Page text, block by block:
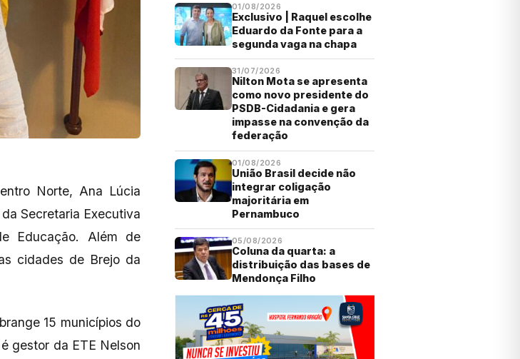
Norte, Ana Lúcia
Secretaria Executiva
Educação. Além de
cidades de Brejo da
15 municípios do
gestor da ETE Nelson
01/08/2026
Exclusivo | Raquel escolhe
Eduardo da Fonte para a
segunda vaga na chapa
31/07/2026
Nilton Mota se apresenta
como novo presidente do
PSDB-Cidadania e gera
impasse na convenção da
federação
01/08/2026
União Brasil decide não
integrar coligação
majoritária em
Pernambuco
05/08/2026
Coluna da quarta: a
distribuição das bases de
Mendonça Filho